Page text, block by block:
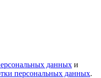
данных и
персональных данных.